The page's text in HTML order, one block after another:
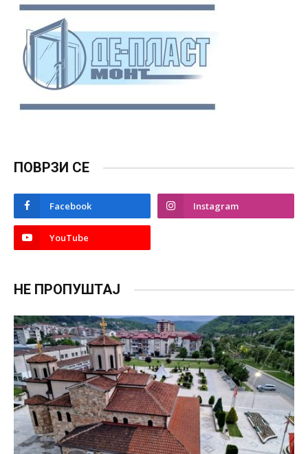
ПОВРЗИ СЕ
Facebook Instagram
YouTube
НЕ ПРОПУШТАЈ